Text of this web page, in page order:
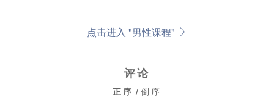
点击进入 "男性课程"
评论
正序 / 倒序